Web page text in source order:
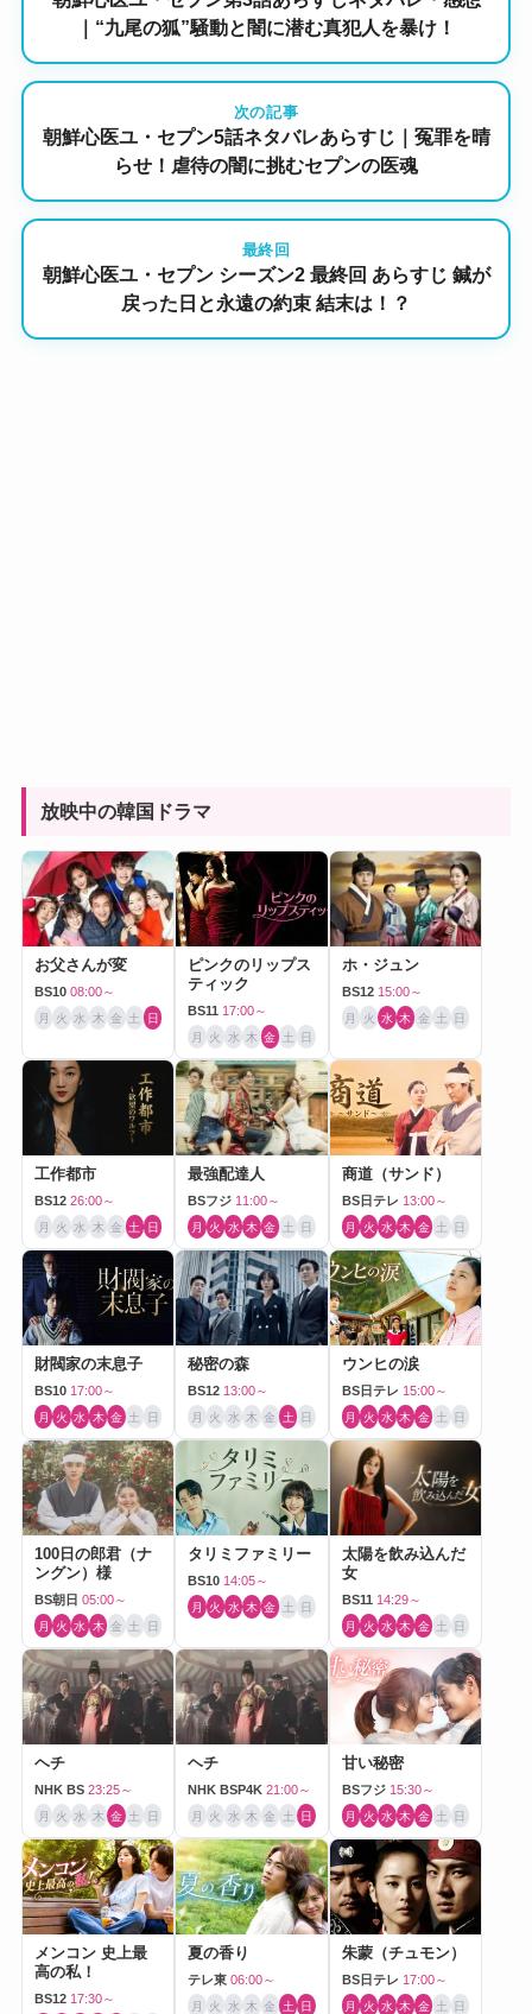
｜“九尾の狐”騒動と闇に潜む真犯人を暴け！
次の記事
朝鮮心医ユ・セプン5話ネタバレあらすじ｜冤罪を晴
らせ！虐待の闇に挑むセプンの医魂
最終回
朝鮮心医ユ・セプン シーズン2 最終回 あらすじ 鍼が
戻った日と永遠の約束 結末は！？
放映中の韓国ドラマ
お父さんが変
BS10 08:00～
月 火 水 木 金 土 日
ピンクのリップス
ティック
BS11 17:00～
月 火 水 木 金 土 日
ホ・ジュン
BS12 15:00～
月 火 水 木 金 土 日
工作都市
BS12 26:00～
月 火 水 木 金 土 日
最強配達人
BSフジ 11:00～
月 火 水 木 金 土 日
商道（サンド）
BS日テレ 13:00～
月 火 水 木 金 土 日
財閥家の末息子
BS10 17:00～
月 火 水 木 金 土 日
秘密の森
BS12 13:00～
月 火 水 木 金 土 日
ウンヒの涙
BS日テレ 15:00～
月 火 水 木 金 土 日
100日の郎君（ナ
ングン）様
BS朝日 05:00～
月 火 水 木 金 土 日
タリミファミリー
BS10 14:05～
月 火 水 木 金 土 日
太陽を飲み込んだ
女
BS11 14:29～
月 火 水 木 金 土 日
ヘチ
NHK BS 23:25～
月 火 水 木 金 土 日
ヘチ
NHK BSP4K 21:00～
月 火 水 木 金 土 日
甘い秘密
BSフジ 15:30～
月 火 水 木 金 土 日
メンコン 史上最
高の私！
BS12 17:30～
夏の香り
テレ東 06:00～
月 火 水 木 金 土 日
朱蒙（チュモン）
BS日テレ 17:00～
月 火 水 木 金 土 日